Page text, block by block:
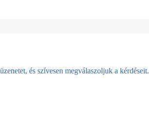
és szívesen megválaszoljuk a kérdéseit.